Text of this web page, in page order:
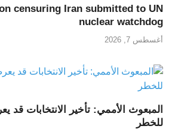
censuring Iran submitted to UN
nuclear watchdog
أغسطس 7, 2026
المبعوث الأممي: تأخير الانتخابات قد
للخطر